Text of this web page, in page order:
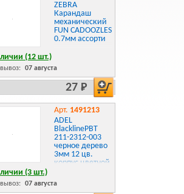
ZEBRA
Карандаш
механический
FUN CADOOZLES
0.7мм ассорти
(12 шт.)
07 августа
27 Р
Арт. 1491213
ADEL
BlacklinePBT
211-2312-003
черное дерево
3мм 12 цв.
корпус цветной
(3 шт.)
07 августа